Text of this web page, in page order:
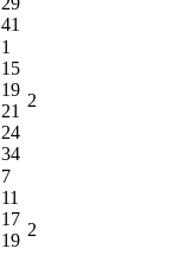
41
1
15
19
21
24
34
2
7
11
17
19
2